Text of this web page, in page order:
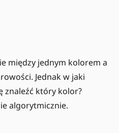
między jednym kolorem a
Jednak w jaki
znaleźć który kolor?
algorytmicznie.